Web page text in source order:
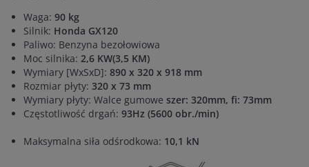
Waga: 90 kg
Silnik: Honda GX120
Paliwo: Benzyna bezołowiowa
Moc silnika: 2,6 KW(3,5 KM)
Wymiary [WxSxD]: 890 x 320 x 918 mm
Rozmiar płyty: 320 x 73 mm
Wymiary płyty: Walce gumowe szer: 320mm, fi: 73mm
Częstotliwość drgań: 93Hz (5600 obr./min)
Maksymalna siła odśrodkowa: 10,1 kN